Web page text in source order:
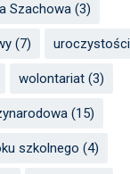
Szachowa (3)
(7) uroczystości
wolontariat (3)
(15)
szkolnego (4)